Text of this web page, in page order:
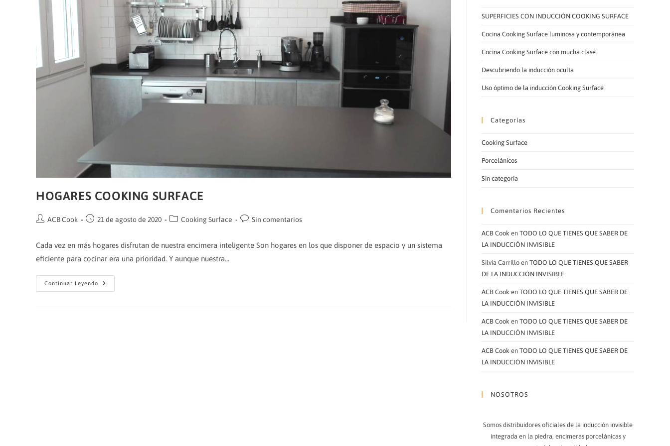
LA
HOGARES COOKING SURFACE
Autor
entrada:
ACB Cook
Publicación
entrada:
21 de agosto de 2020
Categoría
entrada:
Cooking Surface
Comentarios
entrada:
Sin comentarios
Cada vez en más hogares disfrutan de nuestra encimera inteligente Son hogares en los que disponer de espacio y un sistema
eficiente para cocinar era una prioridad. Y aunque nuestra…
Continuar Leyendo
HOGARES
COOKING
SUPERFICIES CON INDUCCIÓN COOKING SURFACE
Cocina Cooking Surface luminosa y contemporánea
Cocina Cooking Surface con mucha clase
Descubriendo la inducción oculta
Uso óptimo de la inducción Cooking Surface
Categorías
Cooking Surface
Porcelánicos
Sin categoría
Comentarios Recientes
ACB Cook en TODO LO QUE TIENES QUE SABER DE
LA INDUCCIÓN INVISIBLE
Silvia Carrillo en TODO LO QUE TIENES QUE SABER
DE LA INDUCCIÓN INVISIBLE
ACB Cook en TODO LO QUE TIENES QUE SABER DE
LA INDUCCIÓN INVISIBLE
ACB Cook en TODO LO QUE TIENES QUE SABER DE
LA INDUCCIÓN INVISIBLE
ACB Cook en TODO LO QUE TIENES QUE SABER DE
LA INDUCCIÓN INVISIBLE
NOSOTROS
Somos distribuidores oficiales de la inducción invisible
integrada en la piedra, encimeras porcelánicas y